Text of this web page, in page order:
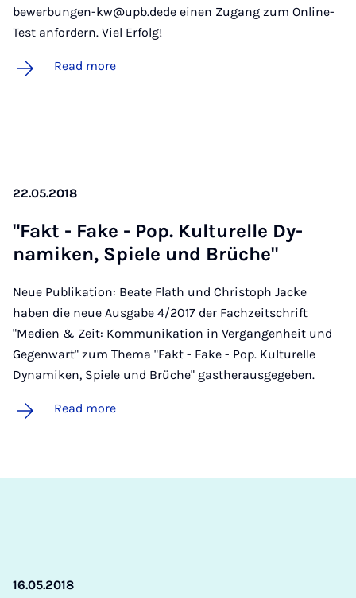
bewerbungen-kw@upb.dede einen Zugang zum Online-
Test anfordern. Viel Erfolg!
Read more
22.05.2018
"Fakt - Fake - Pop. Kul­turelle Dy­
namiken, Spiele und Brüche"
Neue Publikation: Beate Flath und Christoph Jacke
haben die neue Ausgabe 4/2017 der Fachzeitschrift
"Medien & Zeit: Kommunikation in Vergangenheit und
Gegenwart" zum Thema "Fakt - Fake - Pop. Kulturelle
Dynamiken, Spiele und Brüche" gastherausgegeben.
Read more
16.05.2018